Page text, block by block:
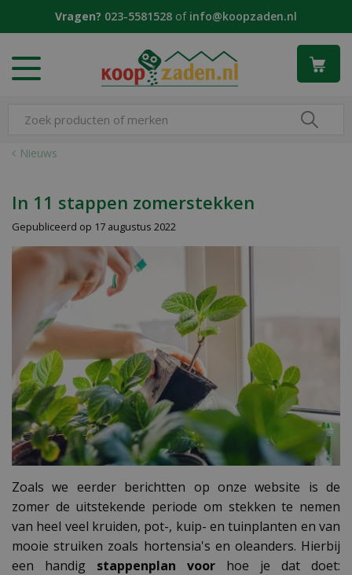
Nieuws
Vragen? 023-5581528 of info@koopzaden.nl
In 11 stappen zomerstekken
Gepubliceerd op 17 augustus 2022
Zoals we eerder berichtten op onze website is de
zomer de uitstekende periode om stekken te nemen
van heel veel kruiden, pot-, kuip- en tuinplanten en van
mooie struiken zoals hortensia's en oleanders. Hierbij
een handig stappenplan voor hoe je dat doet: